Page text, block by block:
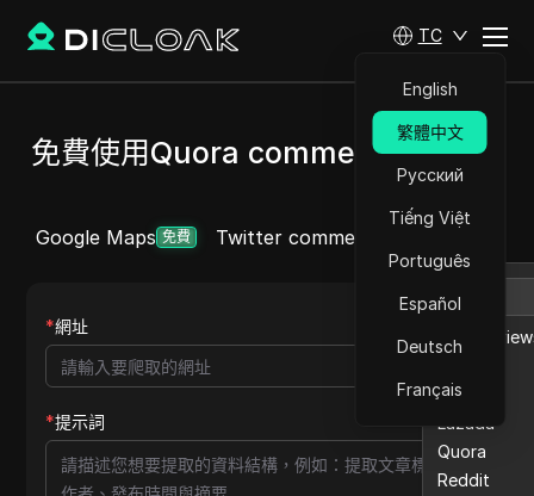
TC
English
繁體中文
Русский
Tiếng Việt
Português
Español
Deutsch
Français
免費使用Quora comment抓取工具
Google Maps 免費 Twitter comment
Ebay
Twitter
Lazada
Quora
Reddit
*網址
*提示詞